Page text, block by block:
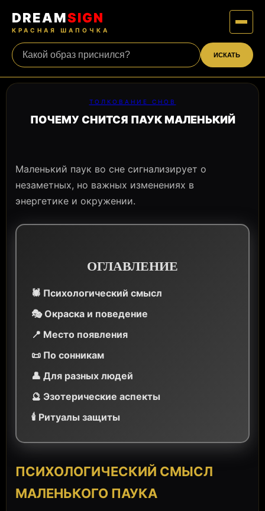
DREAMSIGN
КРАСНАЯ ШАПОЧКА
ИСКАТЬ
ТОЛКОВАНИЕ СНОВ
ПОЧЕМУ СНИТСЯ ПАУК МАЛЕНЬКИЙ
Маленький паук во сне сигнализирует о
незаметных, но важных изменениях в
энергетике и окружении.
ОГЛАВЛЕНИЕ
🕷️ Психологический смысл
🎭 Окраска и поведение
📍 Место появления
📜 По сонникам
👤 Для разных людей
🔮 Эзотерические аспекты
🕯️ Ритуалы защиты
ПСИХОЛОГИЧЕСКИЙ СМЫСЛ
МАЛЕНЬКОГО ПАУКА